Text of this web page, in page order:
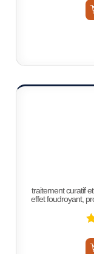
traitement curatif
effet foudroyant,